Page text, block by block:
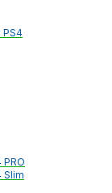
PS4
Slim